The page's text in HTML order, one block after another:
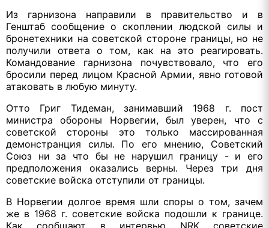
Из гарнизона направили в правительство и в
Генштаб сообщение о скоплении людской силы и
бронетехники на советской стороне границы, но не
получили ответа о том, как на это реагировать.
Командование гарнизона почувствовало, что его
бросили перед лицом Красной Армии, явно готовой
атаковать в любую минуту.
Отто Григ Тидеман, занимавший 1968 г. пост
министра обороны Норвегии, был уверен, что с
советской стороны это только массированная
демонстранция силы. По его мнению, Советский
Союз ни за что бы не нарушил границу - и его
предположения оказались верны. Через три дня
советские войска отступили от границы.
В Норвегии долгое время шли споры о том, зачем
же в 1968 г. советские войска подошли к границе.